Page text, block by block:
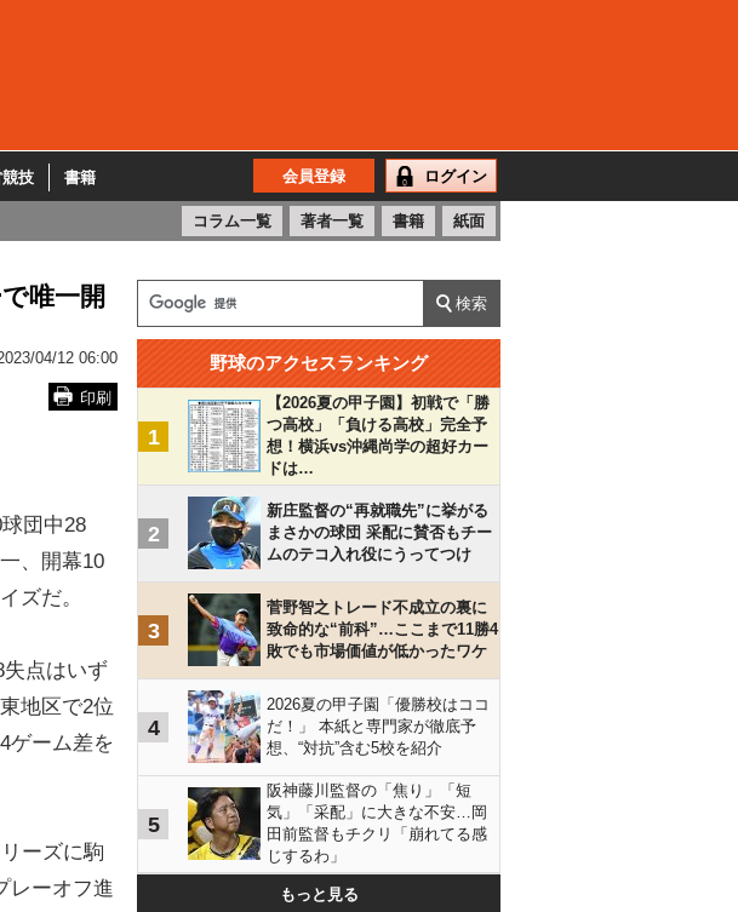
技 書籍 会員登録 ログイン
コラム一覧 著者一覧 書籍 紙面
唯一開
04/12 06:00
印刷
団中28
、開幕10
ズだ。
点はいず
地区で2位
ゲーム差を
ーズに駒
レーオフ進
野球のアクセスランキング
1
【2026夏の甲子園】初戦で「勝
つ高校」「負ける高校」完全予
想！横浜vs沖縄尚学の超好カー
ドは…
2
新庄監督の“再就職先”に挙がる
まさかの球団 采配に賛否もチー
ムのテコ入れ役にうってつけ
3
菅野智之トレード不成立の裏に
致命的な“前科”…ここまで11勝4
敗でも市場価値が低かったワケ
4
2026夏の甲子園「優勝校はココ
だ！」 本紙と専門家が徹底予
想、“対抗”含む5校を紹介
5
阪神藤川監督の「焦り」「短
気」「采配」に大きな不安…岡
田前監督もチクリ「崩れてる感
じするわ」
もっと見る